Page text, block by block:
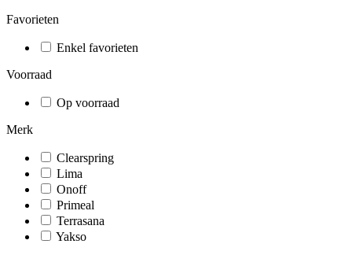
Favorieten
Enkel favorieten
Voorraad
Op voorraad
Merk
Clearspring
Lima
Onoff
Primeal
Terrasana
Yakso